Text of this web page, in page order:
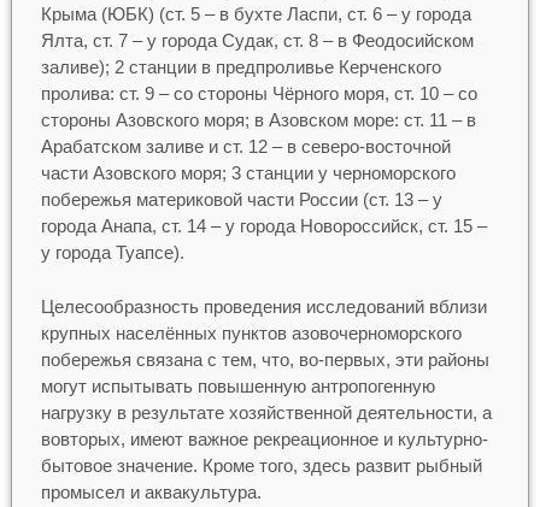
Крыма (ЮБК) (ст. 5 – в бухте Ласпи, ст. 6 – у города
Ялта, ст. 7 – у города Судак, ст. 8 – в Феодосийском
заливе); 2 станции в предпроливье Керченского
пролива: ст. 9 – со стороны Чёрного моря, ст. 10 – со
стороны Азовского моря; в Азовском море: ст. 11 – в
Арабатском заливе и ст. 12 – в северо-восточной
части Азовского моря; 3 станции у черноморского
побережья материковой части России (ст. 13 – у
города Анапа, ст. 14 – у города Новороссийск, ст. 15 –
у города Туапсе).
Целесообразность проведения исследований вблизи
крупных населённых пунктов азовочерноморского
побережья связана с тем, что, во-первых, эти районы
могут испытывать повышенную антропогенную
нагрузку в результате хозяйственной деятельности, а
вовторых, имеют важное рекреационное и культурно-
бытовое значение. Кроме того, здесь развит рыбный
промысел и аквакультура.